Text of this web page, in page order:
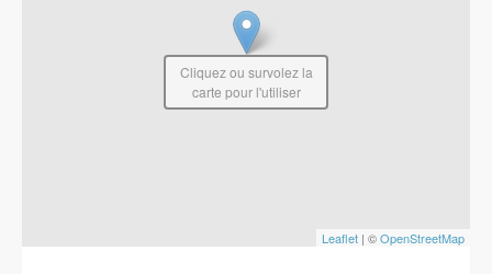
Leaflet | ©OpenStreetMap
Cliquez ou survolez la
carte pour l'utiliser